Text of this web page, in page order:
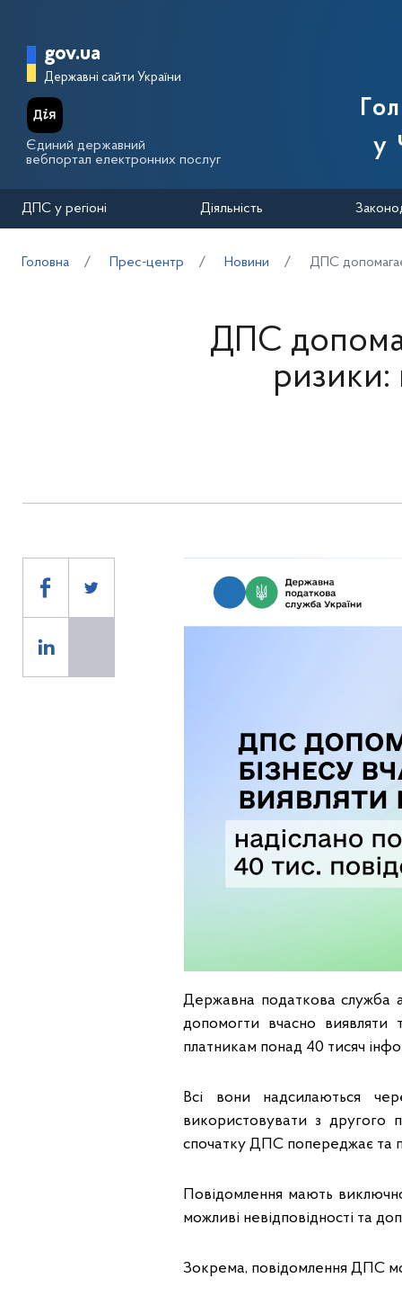
Головна сторінка Державної
gov.ua
Державні сайти України
Єдиний державний
вебпортал електронних послуг
у
ДПС у регіоні Діяльність
Головна Прес-центр Новини ДПС допомагає
ДПС
ризики:
Державна податкова служба
допомогти вчасно
платникам понад 40 тисяч
Всі вони надсилаються
використовувати з другого
спочатку ДПС попереджає та
Повідомлення мають
можливі невідповідності та
Зокрема, повідомлення ДПС